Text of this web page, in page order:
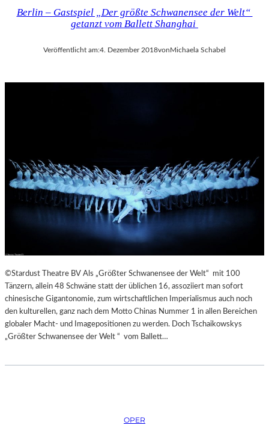
Berlin – Gastspiel „Der größte Schwanensee der Welt“
getanzt vom Ballett Shanghai
Veröffentlicht am:4. Dezember 2018vonMichaela Schabel
©Stardust Theatre BV Als „Größter Schwanensee der Welt“ mit 100
Tänzern, allein 48 Schwäne statt der üblichen 16, assoziiert man sofort
chinesische Gigantonomie, zum wirtschaftlichen Imperialismus auch noch
den kulturellen, ganz nach dem Motto Chinas Nummer 1 in allen Bereichen
globaler Macht- und Imagepositionen zu werden. Doch Tschaikowskys
„Größter Schwanensee der Welt “ vom Ballett…
OPER